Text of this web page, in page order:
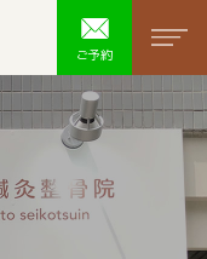
ご予約
あそびゴコ